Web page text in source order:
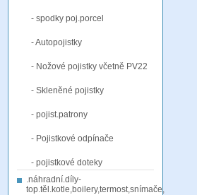
- spodky poj.porcel
- Autopojistky
- Nožové pojistky včetně PV22
- Skleněné pojistky
- pojist.patrony
- Pojistkové odpínače
- pojistkové doteky
.náhradní.díly-
top.těl.kotle,boilery,termost,snímače,